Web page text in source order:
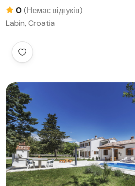
0 (Немає відгуків)
Labin, Croatia